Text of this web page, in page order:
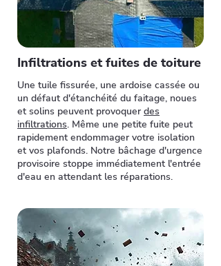
Infiltrations et fuites de toiture
Une tuile fissurée, une ardoise cassée ou
un défaut d'étanchéité du faitage, noues
et solins peuvent provoquer des
infiltrations. Même une petite fuite peut
rapidement endommager votre isolation
et vos plafonds. Notre bâchage d'urgence
provisoire stoppe immédiatement l'entrée
d'eau en attendant les réparations.